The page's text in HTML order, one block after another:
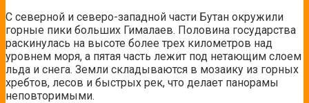
С северной и северо-западной части Бутан окружили
горные пики больших Гималаев. Половина государства
раскинулась на высоте более трех километров над
уровнем моря, а пятая часть лежит под нетающим слоем
льда и снега. Земли складываются в мозаику из горных
хребтов, лесов и быстрых рек, что делает панорамы
неповторимыми.